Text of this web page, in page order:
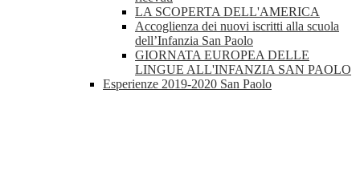
LA SCOPERTA DELL'AMERICA
Accoglienza dei nuovi iscritti alla scuola
dell’Infanzia San Paolo
GIORNATA EUROPEA DELLE
LINGUE ALL'INFANZIA SAN PAOLO
Esperienze 2019-2020 San Paolo